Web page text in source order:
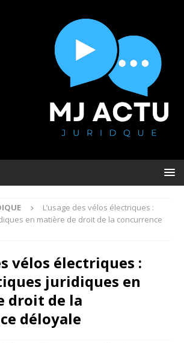
L’usage des vélos électriques :
en matière de droit de la concurrence
vélos électriques :
juridiques en
droit de la
déloyale